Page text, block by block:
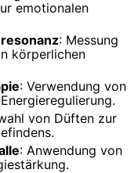
emotionalen
: Messung
körperlichen
: Verwendung von
von Düften zur
: Anwendung von